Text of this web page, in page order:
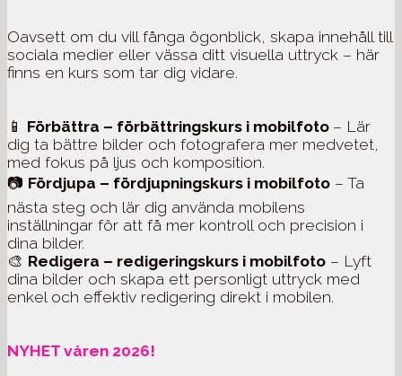
Oavsett om du vill fånga ögonblick, skapa innehåll till
sociala medier eller vässa ditt visuella uttryck – här
finns en kurs som tar dig vidare.
📱 Förbättra – förbättringskurs i mobilfoto – Lär
dig ta bättre bilder och fotografera mer medvetet,
med fokus på ljus och komposition.
📷 Fördjupa – fördjupningskurs i mobilfoto – Ta
nästa steg och lär dig använda mobilens
inställningar för att få mer kontroll och precision i
dina bilder.
🎨 Redigera – redigeringskurs i mobilfoto – Lyft
dina bilder och skapa ett personligt uttryck med
enkel och effektiv redigering direkt i mobilen.
NYHET våren 2026!